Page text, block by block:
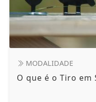
MODALIDADE
O que é o Tiro em